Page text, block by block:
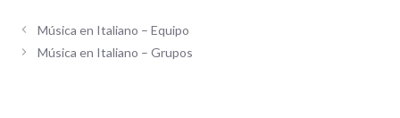
Música en Italiano – Equipo
Música en Italiano – Grupos